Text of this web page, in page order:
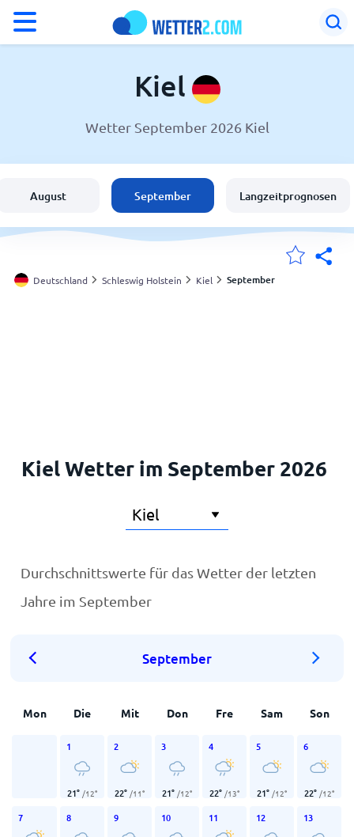
Wetter in Kiel
Schweiz
Österreich
Kiel
Wetter September 2026 Kiel
August September Langzeitprognosen
Deutschland Schleswig Holstein Kiel September
Kiel Wetter im September 2026
Durchschnittswerte für das Wetter der letzten
Jahre im September
September
Mon Die Mit Don Fre Sam Son
1
21° /12°
2
22° /11°
3
21° /12°
4
22° /13°
5
21° /12°
6
22° /12°
7 8 9 10 11 12 13